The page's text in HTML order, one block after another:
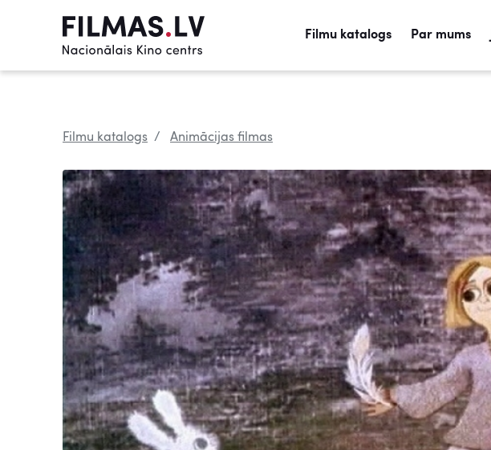
Filmu katalogs Par mums
Filmu katalogs Animācijas filmas